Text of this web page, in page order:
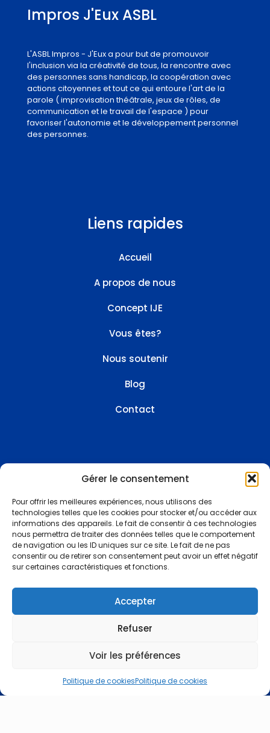
Gérer le consentement
Pour offrir les meilleures expériences, nous utilisons des
technologies telles que les cookies pour stocker et/ou accéder aux
informations des appareils. Le fait de consentir à ces technologies
nous permettra de traiter des données telles que le comportement
de navigation ou les ID uniques sur ce site. Le fait de ne pas
consentir ou de retirer son consentement peut avoir un effet négatif
sur certaines caractéristiques et fonctions.
Accepter
Refuser
Voir les préférences
Politique de cookiesPolitique de cookies
Impros J'Eux ASBL
L'ASBL Impros - J'Eux a pour but de promouvoir
l'inclusion via la créativité de tous, la rencontre avec
des personnes sans handicap, la coopération avec
actions citoyennes et tout ce qui entoure l'art de la
parole ( improvisation théâtrale, jeux de rôles, de
communication et le travail de l'espace ) pour
favoriser l'autonomie et le développement personnel
des personnes.
Liens rapides
Accueil
A propos de nous
Concept IJE
Vous êtes?
Nous soutenir
Blog
Contact
📍 Siège social : Rue du stade, 17-19 4801 Stembert,
Belgique
📞 +32 498 10 13 98